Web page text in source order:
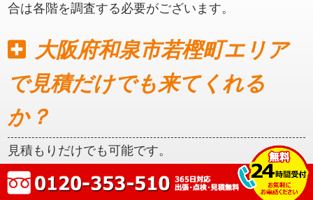
合は各階を調査する必要がございます。
大阪府和泉市若樫町エリア
で見積だけでも来てくれる
か？
見積もりだけでも可能です。
初めに見積もりをご提示いたしますので、ご納得い
ただいてからの作業となります。